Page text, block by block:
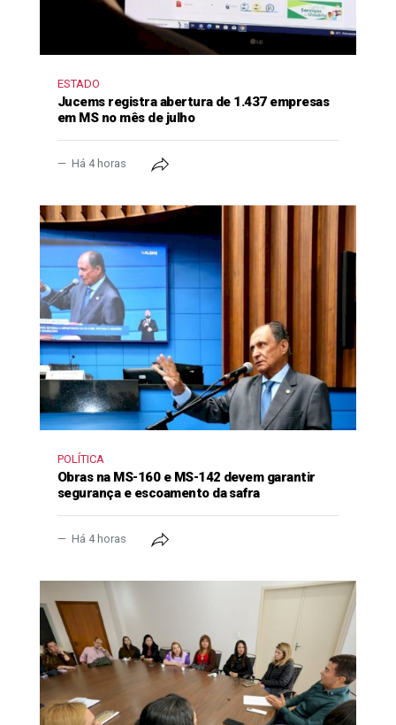
ESTADO
Jucems registra abertura de 1.437 empresas
em MS no mês de julho
Há 4 horas
POLÍTICA
Obras na MS-160 e MS-142 devem garantir
segurança e escoamento da safra
Há 4 horas